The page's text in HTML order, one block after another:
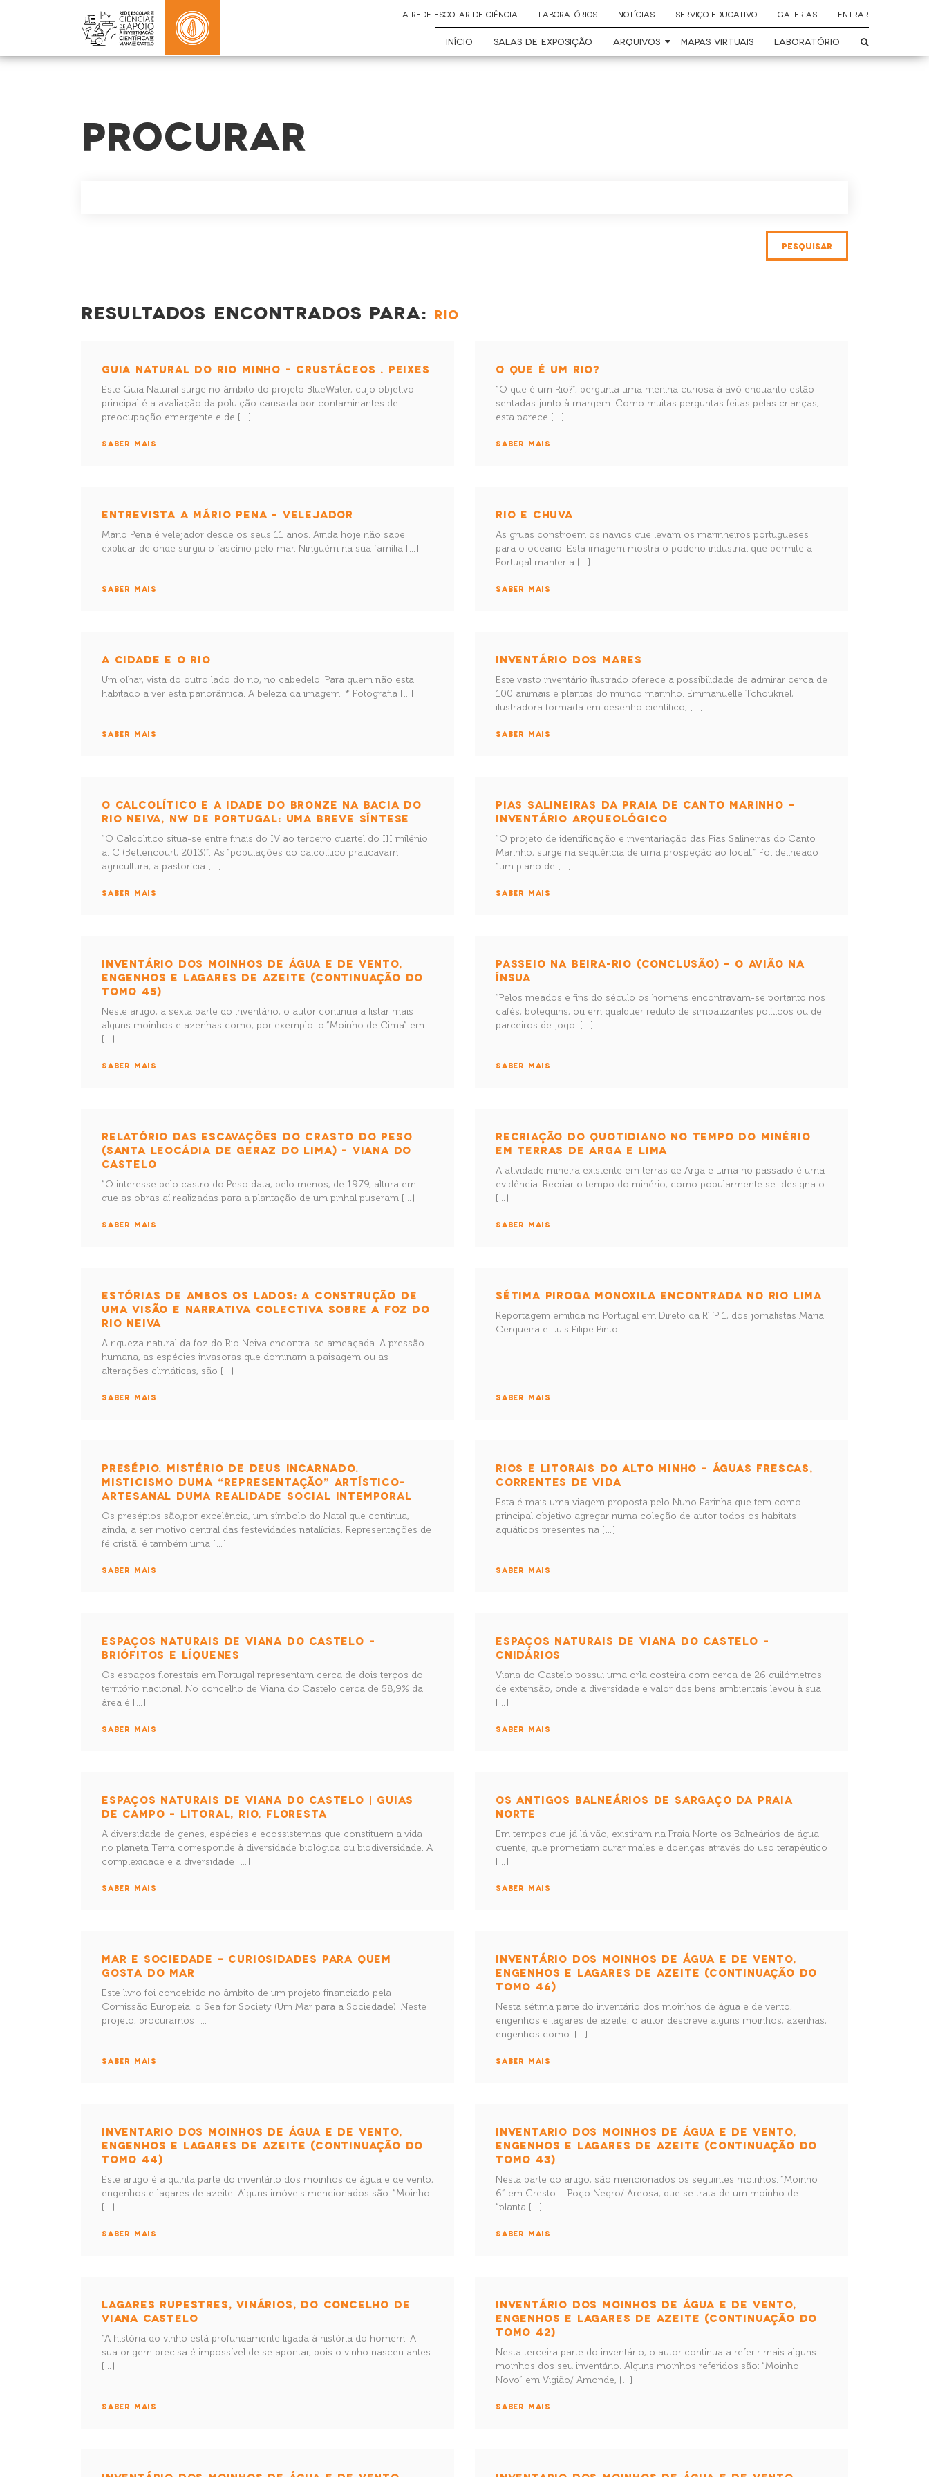
A REDE ESCOLAR DE CIÊNCIA LABORATÓRIOS NOTÍCIAS SERVIÇO EDUCATIVO GALERIAS ENTRAR
INÍCIO SALAS DE EXPOSIÇÃO ARQUIVOS MAPAS VIRTUAIS LABORATÓRIO
PROCURAR
RESULTADOS ENCONTRADOS PARA: RIO
GUIA NATURAL DO RIO MINHO – CRUSTÁCEOS . PEIXES
Este Guia Natural surge no âmbito do projeto BlueWater, cujo objetivo
principal é a avaliação da poluição causada por contaminantes de
preocupação emergente e de […]
SABER MAIS
O QUE É UM RIO?
“O que é um Rio?”, pergunta uma menina curiosa à avó enquanto estão
sentadas junto à margem. Como muitas perguntas feitas pelas crianças,
esta parece […]
SABER MAIS
ENTREVISTA A MÁRIO PENA – VELEJADOR
Mário Pena é velejador desde os seus 11 anos. Ainda hoje não sabe
explicar de onde surgiu o fascínio pelo mar. Ninguém na sua família […]
SABER MAIS
RIO E CHUVA
As gruas constroem os navios que levam os marinheiros portugueses
para o oceano. Esta imagem mostra o poderio industrial que permite a
Portugal manter a […]
SABER MAIS
A CIDADE E O RIO
Um olhar, vista do outro lado do rio, no cabedelo. Para quem não esta
habitado a ver esta panorâmica. A beleza da imagem. * Fotografia […]
SABER MAIS
INVENTÁRIO DOS MARES
Este vasto inventário ilustrado oferece a possibilidade de admirar cerca de
100 animais e plantas do mundo marinho. Emmanuelle Tchoukriel,
ilustradora formada em desenho científico, […]
SABER MAIS
O CALCOLÍTICO E A IDADE DO BRONZE NA BACIA DO
RIO NEIVA, NW DE PORTUGAL: UMA BREVE SÍNTESE
“O Calcolītico situa-se entre finais do IV ao terceiro quartel do III milénio
a. C (Bettencourt, 2013)”. As “populações do calcolítico praticavam
agricultura, a pastorícia […]
SABER MAIS
PIAS SALINEIRAS DA PRAIA DE CANTO MARINHO –
INVENTÁRIO ARQUEOLÓGICO
“O projeto de identificação e inventariação das Pias Salineiras do Canto
Marinho, surge na sequência de uma prospeção ao local.” Foi delineado
“um plano de […]
SABER MAIS
INVENTÁRIO DOS MOINHOS DE ÁGUA E DE VENTO,
ENGENHOS E LAGARES DE AZEITE (CONTINUAÇÃO DO
TOMO 45)
Neste artigo, a sexta parte do inventário, o autor continua a listar mais
alguns moinhos e azenhas como, por exemplo: o “Moinho de Cima” em
[…]
SABER MAIS
PASSEIO NA BEIRA-RIO (CONCLUSÃO) – O AVIÃO NA
ÍNSUA
“Pelos meados e fins do século os homens encontravam-se portanto nos
cafés, botequins, ou em qualquer reduto de simpatizantes políticos ou de
parceiros de jogo. […]
SABER MAIS
RELATÓRIO DAS ESCAVAÇÕES DO CRASTO DO PESO
(SANTA LEOCÁDIA DE GERAZ DO LIMA) – VIANA DO
CASTELO
“O interesse pelo castro do Peso data, pelo menos, de 1979, altura em
que as obras aí realizadas para a plantação de um pinhal puseram […]
SABER MAIS
RECRIAÇÃO DO QUOTIDIANO NO TEMPO DO MINÉRIO
EM TERRAS DE ARGA E LIMA
A atividade mineira existente em terras de Arga e Lima no passado é uma
evidência. Recriar o tempo do minério, como popularmente se designa o
[…]
SABER MAIS
ESTÓRIAS DE AMBOS OS LADOS: A CONSTRUÇÃO DE
UMA VISÃO E NARRATIVA COLECTIVA SOBRE A FOZ DO
RIO NEIVA
A riqueza natural da foz do Rio Neiva encontra-se ameaçada. A pressão
humana, as espécies invasoras que dominam a paisagem ou as
alterações climáticas, são […]
SABER MAIS
SÉTIMA PIROGA MONOXILA ENCONTRADA NO RIO LIMA
Reportagem emitida no Portugal em Direto da RTP 1, dos jornalistas Maria
Cerqueira e Luis Filipe Pinto.
SABER MAIS
PRESÉPIO. MISTÉRIO DE DEUS INCARNADO.
MISTICISMO DUMA “REPRESENTAÇÃO” ARTÍSTICO-
ARTESANAL DUMA REALIDADE SOCIAL INTEMPORAL
Os presépios são,por excelência, um símbolo do Natal que continua,
ainda, a ser motivo central das festevidades natalícias. Representações de
fé cristã, é também uma […]
SABER MAIS
RIOS E LITORAIS DO ALTO MINHO – ÁGUAS FRESCAS,
CORRENTES DE VIDA
Esta é mais uma viagem proposta pelo Nuno Farinha que tem como
principal objetivo agregar numa coleção de autor todos os habitats
aquáticos presentes na […]
SABER MAIS
ESPAÇOS NATURAIS DE VIANA DO CASTELO –
BRIÓFITOS E LÍQUENES
Os espaços florestais em Portugal representam cerca de dois terços do
território nacional. No concelho de Viana do Castelo cerca de 58,9% da
área é […]
SABER MAIS
ESPAÇOS NATURAIS DE VIANA DO CASTELO –
CNIDÁRIOS
Viana do Castelo possui uma orla costeira com cerca de 26 quilómetros
de extensão, onde a diversidade e valor dos bens ambientais levou à sua
[…]
SABER MAIS
ESPAÇOS NATURAIS DE VIANA DO CASTELO | GUIAS
DE CAMPO – LITORAL, RIO, FLORESTA
A diversidade de genes, espécies e ecossistemas que constituem a vida
no planeta Terra corresponde à diversidade biológica ou biodiversidade. A
complexidade e a diversidade […]
SABER MAIS
OS ANTIGOS BALNEÁRIOS DE SARGAÇO DA PRAIA
NORTE
Em tempos que já lá vão, existiram na Praia Norte os Balneários de água
quente, que prometiam curar males e doenças através do uso terapêutico
[…]
SABER MAIS
MAR E SOCIEDADE – CURIOSIDADES PARA QUEM
GOSTA DO MAR
Este livro foi concebido no âmbito de um projeto financiado pela
Comissão Europeia, o Sea for Society (Um Mar para a Sociedade). Neste
projeto, procuramos […]
SABER MAIS
INVENTÁRIO DOS MOINHOS DE ÁGUA E DE VENTO,
ENGENHOS E LAGARES DE AZEITE (CONTINUAÇÃO DO
TOMO 46)
Nesta sétima parte do inventário dos moinhos de água e de vento,
engenhos e lagares de azeite, o autor descreve alguns moinhos, azenhas,
engenhos como: […]
SABER MAIS
INVENTARIO DOS MOINHOS DE ÁGUA E DE VENTO,
ENGENHOS E LAGARES DE AZEITE (CONTINUAÇÃO DO
TOMO 44)
Este artigo é a quinta parte do inventário dos moinhos de água e de vento,
engenhos e lagares de azeite. Alguns imóveis mencionados são: “Moinho
[…]
SABER MAIS
INVENTARIO DOS MOINHOS DE ÁGUA E DE VENTO,
ENGENHOS E LAGARES DE AZEITE (CONTINUAÇÃO DO
TOMO 43)
Nesta parte do artigo, são mencionados os seguintes moinhos: “Moinho
6” em Cresto – Poço Negro/ Areosa, que se trata de um moinho de
“planta […]
SABER MAIS
LAGARES RUPESTRES, VINÁRIOS, DO CONCELHO DE
VIANA CASTELO
“A história do vinho está profundamente ligada à história do homem. A
sua origem precisa é impossível de se apontar, pois o vinho nasceu antes
[…]
SABER MAIS
INVENTÁRIO DOS MOINHOS DE ÁGUA E DE VENTO,
ENGENHOS E LAGARES DE AZEITE (CONTINUAÇÃO DO
TOMO 42)
Nesta terceira parte do inventário, o autor continua a referir mais alguns
moinhos dos seu inventário. Alguns moinhos referidos são: “Moinho
Novo” em Vigião/ Amonde, […]
SABER MAIS